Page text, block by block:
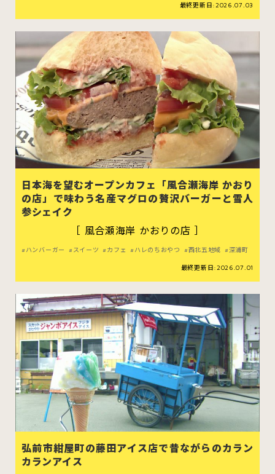
最終更新日:2026.07.03
日本海を望むオープンカフェ「風合瀬海岸 かおり
の店」で味わう名産マグロの贅沢バーガーと雪人
参シェイク
［ 風合瀬海岸 かおりの店 ］
ハンバーガー スイーツ カフェ ハレのちおやつ 西北五地域 深浦町
最終更新日:2026.07.01
弘前市紺屋町の藤田アイス店で昔ながらのカラン
カランアイス